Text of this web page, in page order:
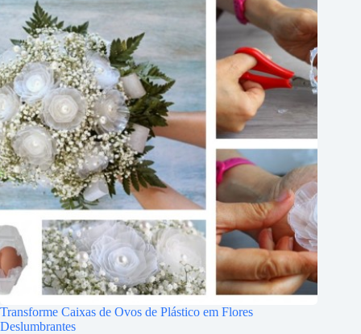
Transforme Caixas de Ovos de Plástico em Flores
Deslumbrantes